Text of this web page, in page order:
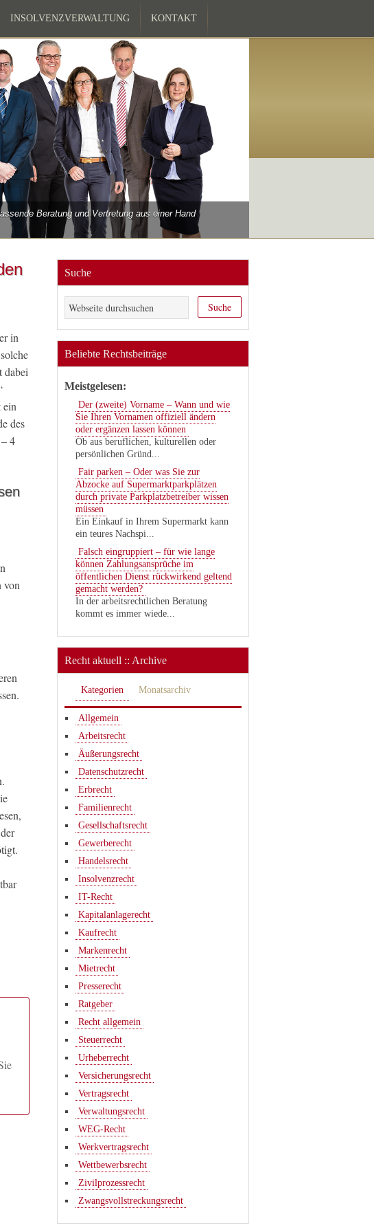
INSOLVENZVERWALTUNG KONTAKT
Beratung und Vertretung aus einer Hand
in
dabei
ein
des
4
von
Suche
Beliebte Rechtsbeiträge
Meistgelesen:
Der (zweite) Vorname – Wann und wie
Sie Ihren Vornamen offiziell ändern
oder ergänzen lassen können
Ob aus beruflichen, kulturellen oder
persönlichen Gründ...
Fair parken – Oder was Sie zur
Abzocke auf Supermarktparkplätzen
durch private Parkplatzbetreiber wissen
müssen
Ein Einkauf in Ihrem Supermarkt kann
ein teures Nachspi...
Falsch eingruppiert – für wie lange
können Zahlungsansprüche im
öffentlichen Dienst rückwirkend geltend
gemacht werden?
In der arbeitsrechtlichen Beratung
kommt es immer wiede...
Recht aktuell :: Archive
Kategorien Monatsarchiv
Allgemein
Arbeitsrecht
Äußerungsrecht
Datenschutzrecht
Erbrecht
Familienrecht
Gesellschaftsrecht
Gewerberecht
Handelsrecht
Insolvenzrecht
IT-Recht
Kapitalanlagerecht
Kaufrecht
Markenrecht
Mietrecht
Presserecht
Ratgeber
Recht allgemein
Steuerrecht
Urheberrecht
Versicherungsrecht
Vertragsrecht
Verwaltungsrecht
WEG-Recht
Werkvertragsrecht
Wettbewerbsrecht
Zivilprozessrecht
Zwangsvollstreckungsrecht